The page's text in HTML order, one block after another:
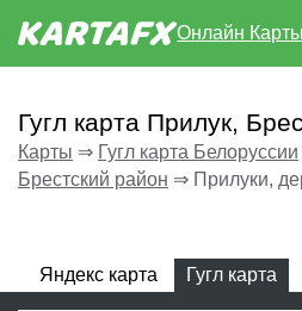
Онлайн Карты
Гугл карта Прилук,
Карты ⇒ Гугл карта Белоруссии
Брестский район ⇒ Прилуки,
Яндекс карта Гугл карта